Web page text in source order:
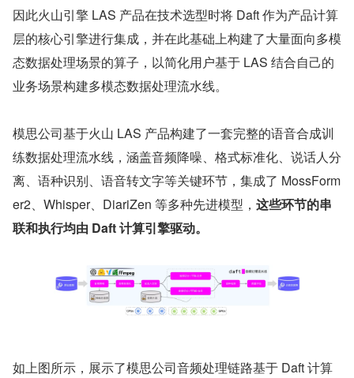
因此火山引擎 LAS 产品在技术选型时将 Daft 作为产品计算
层的核心引擎进行集成，并在此基础上构建了大量面向多模
态数据处理场景的算子，以简化用户基于 LAS 结合自己的
业务场景构建多模态数据处理流水线。
模思公司基于火山 LAS 产品构建了一套完整的语音合成训
练数据处理流水线，涵盖音频降噪、格式标准化、说话人分
离、语种识别、语音转文字等关键环节，集成了 MossForm
er2、Whisper、DiariZen 等多种先进模型， 这些环节的串
联和执行均由 Daft 计算引擎驱动。
如上图所示，展示了模思公司音频处理链路基于 Daft 计算